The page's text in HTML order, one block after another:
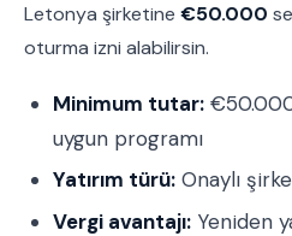
Letonya şirketine €50.000
oturma izni alabilirsin.
Minimum tutar:
uygun programı
Yatırım türü: Onaylı
Vergi avantajı: Yeniden